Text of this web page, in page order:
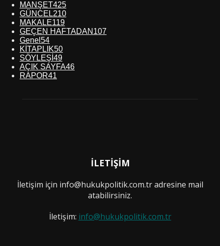
MANŞET425
GÜNCEL210
MAKALE119
GEÇEN HAFTADAN 107
Genel 54
KİTAPLIK50
SÖYLEŞİ 49
AÇIK SAYFA46
RAPOR41
İLETİŞİM
İletişim için info@hukukpolitik.com.tr adresine mail
atabilirsiniz.
İletişim: info@hukukpolitik.com.tr